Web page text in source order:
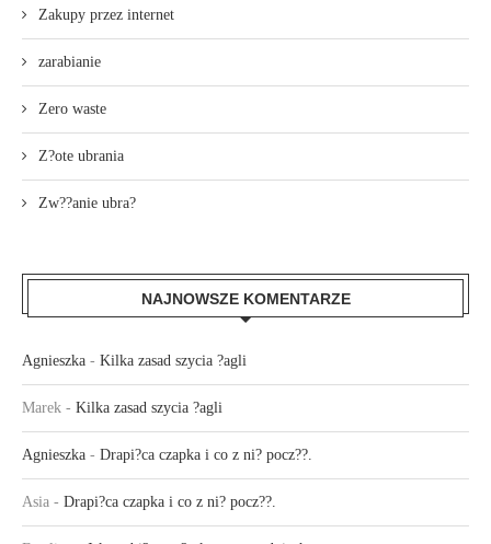
Zakupy przez internet
zarabianie
Zero waste
Z?ote ubrania
Zw??anie ubra?
NAJNOWSZE KOMENTARZE
Agnieszka - Kilka zasad szycia ?agli
Marek - Kilka zasad szycia ?agli
Agnieszka - Drapi?ca czapka i co z ni? pocz??.
Asia - Drapi?ca czapka i co z ni? pocz??.